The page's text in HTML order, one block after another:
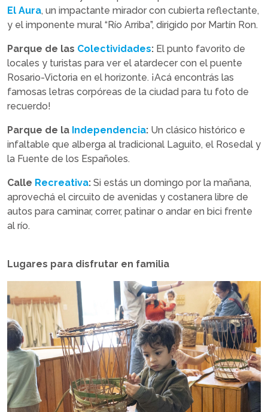
El Aura, un impactante mirador con cubierta reflectante,
y el imponente mural “Río Arriba”, dirigido por Martín Ron.
Parque de las Colectividades: El punto favorito de
locales y turistas para ver el atardecer con el puente
Rosario-Victoria en el horizonte. ¡Acá encontrás las
famosas letras corpóreas de la ciudad para tu foto de
recuerdo!
Parque de la Independencia: Un clásico histórico e
infaltable que alberga al tradicional Laguito, el Rosedal y
la Fuente de los Españoles.
Calle Recreativa: Si estás un domingo por la mañana,
aprovechá el circuito de avenidas y costanera libre de
autos para caminar, correr, patinar o andar en bici frente
al río.
Lugares para disfrutar en familia